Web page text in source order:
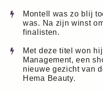
Montell was zo blij
was. Na zijn winst
finalisten.
Met deze titel won
Management, een
nieuwe gezicht van
Hema Beauty.